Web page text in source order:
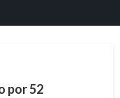
por 52